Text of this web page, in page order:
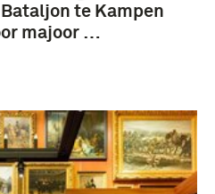
te Kampen
majoor …